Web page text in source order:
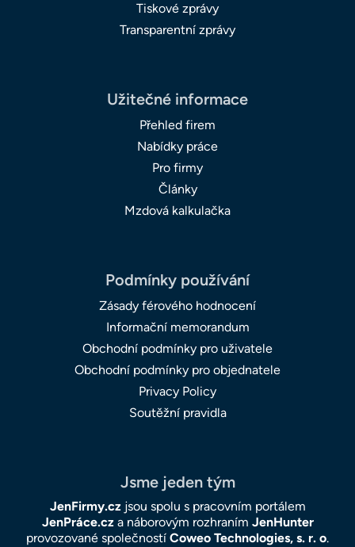
Tiskové zprávy
Transparentní zprávy
Užitečné informace
Přehled firem
Nabídky práce
Pro firmy
Články
Mzdová kalkulačka
Podmínky používání
Zásady férového hodnocení
Informační memorandum
Obchodní podmínky pro uživatele
Obchodní podmínky pro objednatele
Privacy Policy
Soutěžní pravidla
Jsme jeden tým
JenFirmy.czjsou spolu s pracovním portálem
JenPráce.cza náborovým rozhraním JenHunter
provozované společností Coweo Technologies, s. r. o.